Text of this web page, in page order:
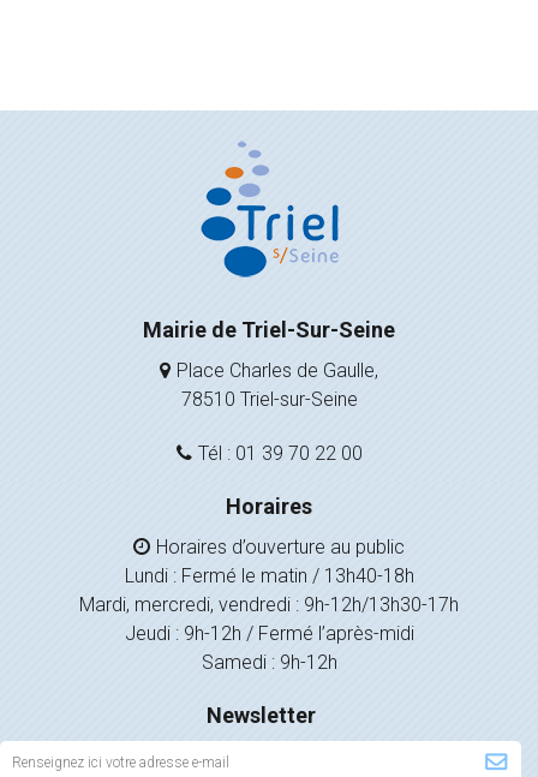
Mairie de Triel-Sur-Seine
Place Charles de Gaulle,
78510 Triel-sur-Seine
Tél : 01 39 70 22 00
Horaires
Horaires d’ouverture au public
Lundi : Fermé le matin / 13h40-18h
Mardi, mercredi, vendredi : 9h-12h/13h30-17h
Jeudi : 9h-12h / Fermé l’après-midi
Samedi : 9h-12h
Newsletter
Inscription